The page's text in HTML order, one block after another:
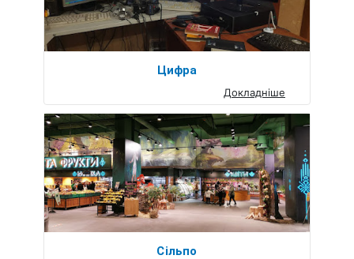
Цифра
Докладніше
Сільпо